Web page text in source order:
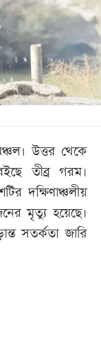
উত্তর থেকে
তীব্র গরম।
দক্ষিণাঞ্চলীয়
মৃত্যু হয়েছে।
সতর্কতা জারি